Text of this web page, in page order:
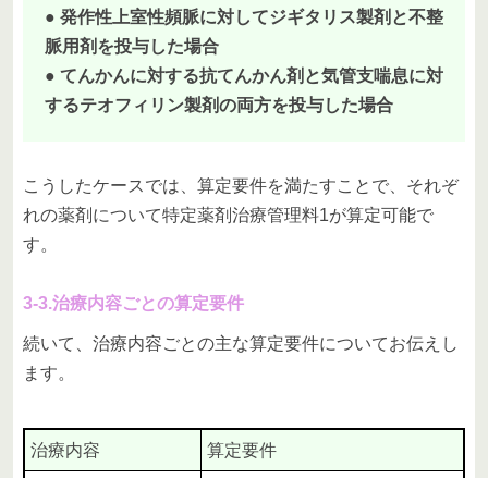
● 発作性上室性頻脈に対してジギタリス製剤と不整
脈用剤を投与した場合
● てんかんに対する抗てんかん剤と気管支喘息に対
するテオフィリン製剤の両方を投与した場合
こうしたケースでは、算定要件を満たすことで、それぞ
れの薬剤について特定薬剤治療管理料1が算定可能で
す。
3-3.治療内容ごとの算定要件
続いて、治療内容ごとの主な算定要件についてお伝えし
ます。
治療内容 算定要件